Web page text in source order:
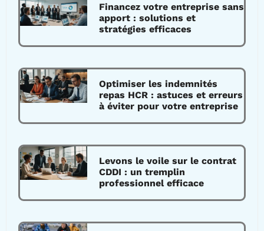
Financez votre entreprise sans
apport : solutions et
stratégies efficaces
Optimiser les indemnités
repas HCR : astuces et erreurs
à éviter pour votre entreprise
Levons le voile sur le contrat
CDDI : un tremplin
professionnel efficace